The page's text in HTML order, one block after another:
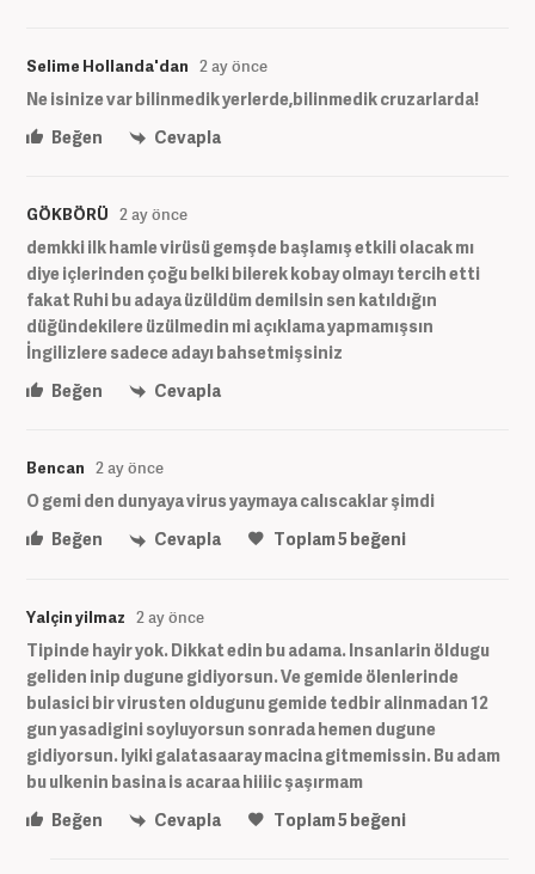
Selime Hollanda'dan 2 ay önce
Ne isinize var bilinmedik yerlerde,bilinmedik cruzarlarda!
Beğen
Cevapla
GÖKBÖRÜ 2 ay önce
demkki ilk hamle virüsü gemşde başlamış etkili olacak mı
diye içlerinden çoğu belki bilerek kobay olmayı tercih etti
fakat Ruhi bu adaya üzüldüm demilsin sen katıldığın
düğündekilere üzülmedin mi açıklama yapmamışsın
İngilizlere sadece adayı bahsetmişsiniz
Beğen
Cevapla
Bencan 2 ay önce
O gemi den dunyaya virus yaymaya calıscaklar şimdi
Beğen
Cevapla Toplam5beğeni
Yalçin yilmaz 2 ay önce
Tipinde hayir yok. Dikkat edin bu adama. Insanlarin öldugu
geliden inip dugune gidiyorsun. Ve gemide ölenlerinde
bulasici bir virusten oldugunu gemide tedbir alinmadan 12
gun yasadigini soyluyorsun sonrada hemen dugune
gidiyorsun. Iyiki galatasaaray macina gitmemissin. Bu adam
bu ulkenin basina is acaraa hiiiic şaşırmam
Beğen
Cevapla Toplam5beğeni